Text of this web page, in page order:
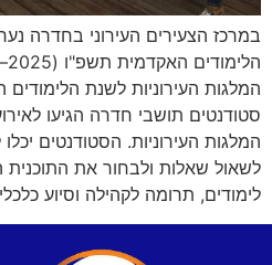
במרכז הצעירים העירוני בחדרה
סטודנטים תושבי חדרה הגיעו
המלגות העירוניות. הסטודנטים
לשאול שאלות ולבחור את
לימודים, תרומה לקהילה וסיוע